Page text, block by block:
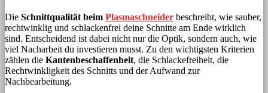
Die Schnittqualität beim Plasmaschneider beschreibt, wie sauber,
rechtwinklig und schlackenfrei deine Schnitte am Ende wirklich
sind. Entscheidend ist dabei nicht nur die Optik, sondern auch, wie
viel Nacharbeit du investieren musst. Zu den wichtigsten Kriterien
zählen die Kantenbeschaffenheit, die Schlackefreiheit, die
Rechtwinkligkeit des Schnitts und der Aufwand zur
Nachbearbeitung.